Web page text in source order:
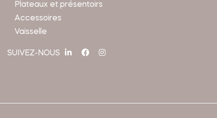
Plateaux et présentoirs
Accessoires
Vaisselle
SUIVEZ-NOUS